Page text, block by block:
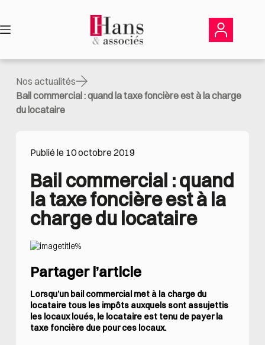
contenu
Nos actualités
Bail commercial : quand la taxe foncière est à la charge
du locataire
Publié le 10 octobre 2019
Bail commercial : quand
la taxe foncière est à la
charge du locataire
Partager l’article
Lorsqu’un bail commercial met à la charge du
locataire tous les impôts auxquels sont assujettis
les locaux loués, le locataire est tenu de payer la
taxe foncière due pour ces locaux.